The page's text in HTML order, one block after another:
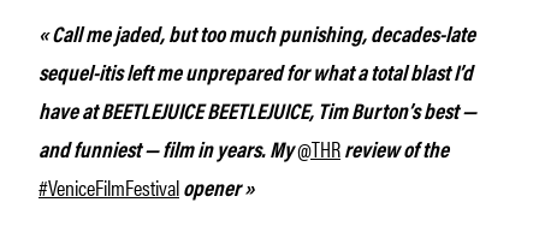
« Call me jaded, but too much punishing, decades-late
sequel-itis left me unprepared for what a total blast I’d
have at BEETLEJUICE BEETLEJUICE, Tim Burton’s best —
and funniest — film in years. My@THR review of the
#VeniceFilmFestival opener »